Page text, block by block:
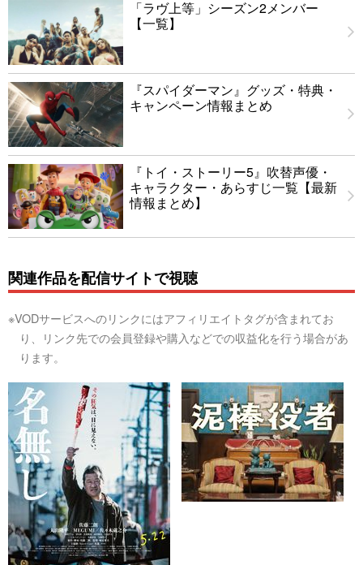
「ラヴ上等」シーズン2メンバー
【一覧】
『スパイダーマン』グッズ・特典・
キャンペーン情報まとめ
『トイ・ストーリー5』吹替声優・
キャラクター・あらすじ一覧【最新
情報まとめ】
関連作品を配信サイトで視聴
※VODサービスへのリンクにはアフィリエイトタグが含まれてお
り、リンク先での会員登録や購入などでの収益化を行う場合があ
ります。